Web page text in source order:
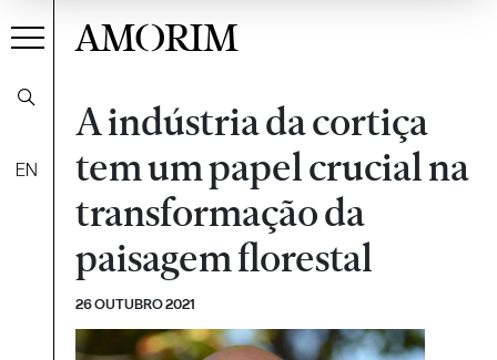
EN
AMORIM
A indústria da cortiça
tem um papel crucial na
transformação da
paisagem florestal
26 OUTUBRO 2021